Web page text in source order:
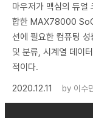
마우저가 맥심의 듀얼
합한 MAX78000 SoC
션에 필요한 컴퓨팅
및 분류, 시계열 데이
적이다.
2020.12.11
by 이수